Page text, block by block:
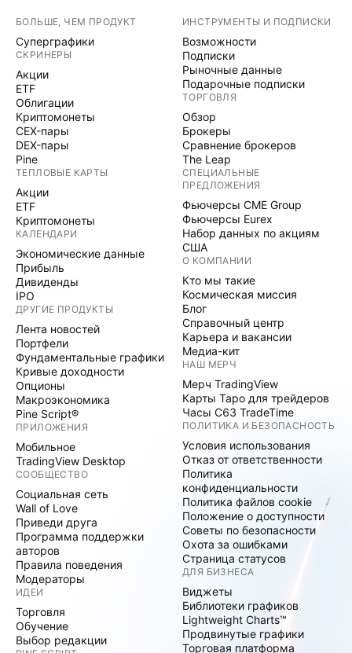
БОЛЬШЕ, ЧЕМ ПРОДУКТ
Суперграфики
СКРИНЕРЫ
Акции
ETF
Облигации
Криптомонеты
CEX-пары
DEX-пары
Pine
ТЕПЛОВЫЕ КАРТЫ
Акции
ETF
Криптомонеты
КАЛЕНДАРИ
Экономические данные
Прибыль
Дивиденды
IPO
ДРУГИЕ ПРОДУКТЫ
Лента новостей
Портфели
Фундаментальные графики
Кривые доходности
Опционы
Макроэкономика
Pine Script®
ПРИЛОЖЕНИЯ
Мобильное
TradingView Desktop
СООБЩЕСТВО
Социальная сеть
Wall of Love
Приведи друга
Программа поддержки
авторов
Правила поведения
Модераторы
ИДЕИ
Торговля
Обучение
Выбор редакции
ИНСТРУМЕНТЫ И ПОДПИСКИ
Возможности
Подписки
Рыночные данные
Подарочные подписки
ТОРГОВЛЯ
Обзор
Брокеры
Сравнение брокеров
The Leap
СПЕЦИАЛЬНЫЕ
ПРЕДЛОЖЕНИЯ
Фьючерсы CME Group
Фьючерсы Eurex
Набор данных по акциям
США
О КОМПАНИИ
Кто мы такие
Космическая миссия
Блог
Справочный центр
Карьера и вакансии
Медиа-кит
НАШ МЕРЧ
Мерч TradingView
Карты Таро для трейдеров
Часы C63 TradeTime
ПОЛИТИКА И БЕЗОПАСНОСТЬ
Условия использования
Отказ от ответственности
Политика
конфиденциальности
Политика файлов cookie
Положение о доступности
Советы по безопасности
Охота за ошибками
Страница статусов
ДЛЯ БИЗНЕСА
Виджеты
Библиотеки графиков
Lightweight Charts™
Продвинутые графики
Торговая платформа